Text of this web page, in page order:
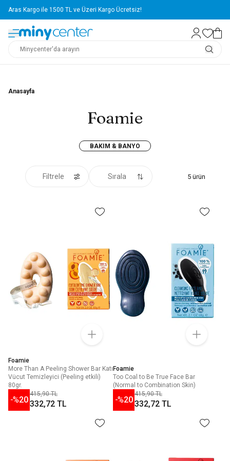
Aras Kargo ile 1500 TL ve Üzeri Kargo Ücretsiz!
Anasayfa
Foamie
BAKIM & BANYO
Filtrele Sırala 5 ürün
Foamie
More Than A Peeling Shower Bar Katı
Vücut Temizleyici (Peeling etkili)
80gr.
-%20
415,90 TL
332,72 TL
Foamie
Too Coal to Be True Face Bar
(Normal to Combination Skin)
-%20
415,90 TL
332,72 TL